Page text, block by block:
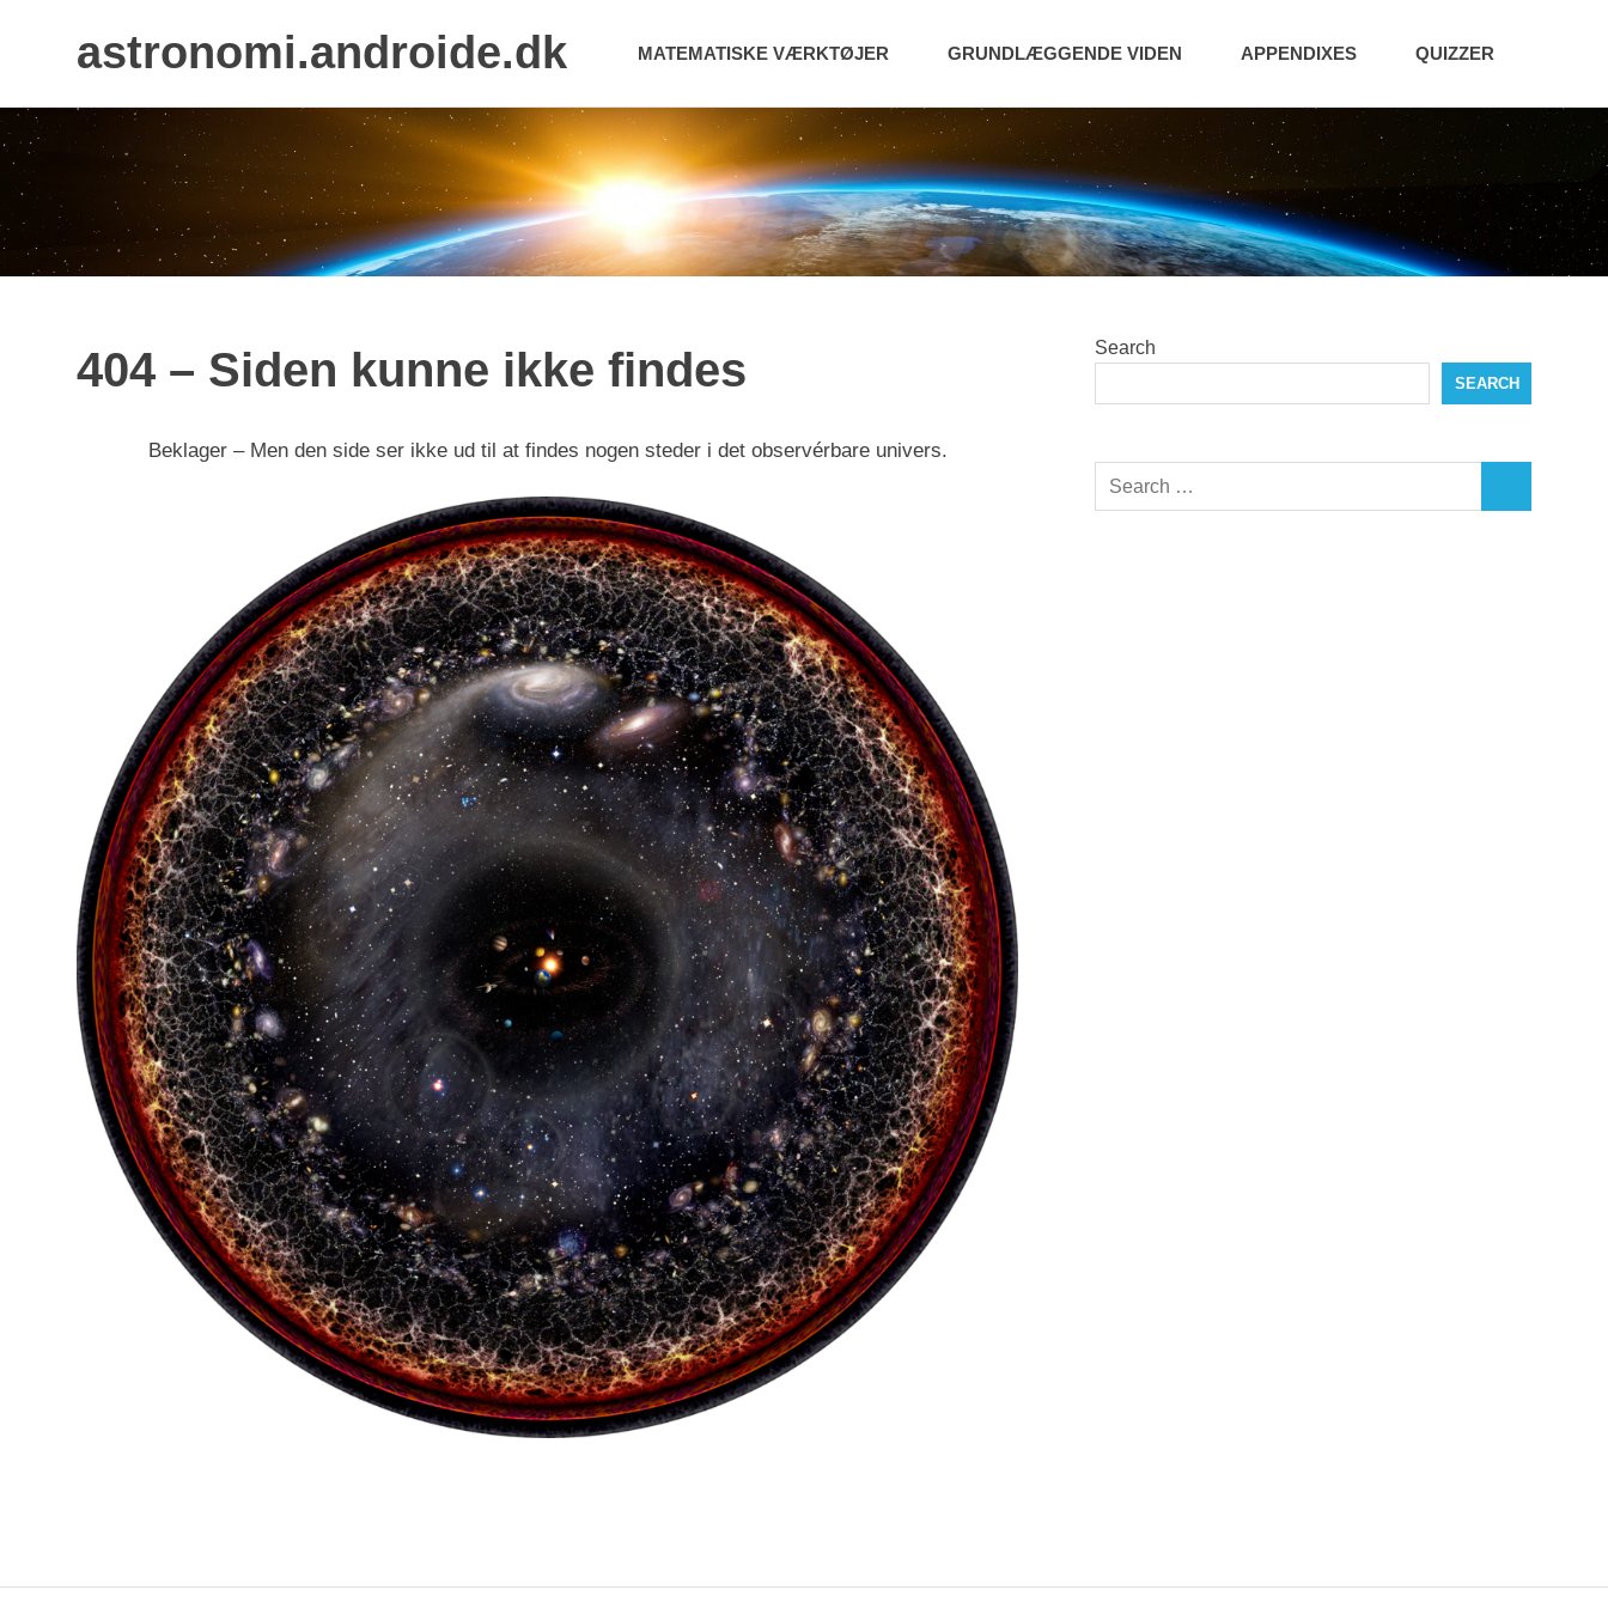
Skip
to
content
astronomi.androide.dk MATEMATISKE VÆRKTØJER GRUNDLÆGGENDE VIDEN APPENDIXES QUIZZER
404 – Siden kunne ikke findes
Beklager – Men den side ser ikke ud til at findes nogen steder i det observérbare univers.
Search
SEARCH
Search